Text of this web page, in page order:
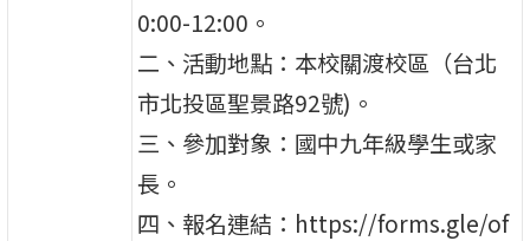
0:00-12:00。
二、活動地點：本校關渡校區（台北
市北投區聖景路92號)。
三、參加對象：國中九年級學生或家
長。
四、報名連結：https://forms.gle/of